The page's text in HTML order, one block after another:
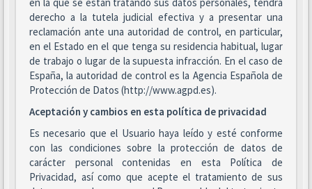
derecho a la tutela judicial efectiva y a presentar una
reclamación ante una autoridad de control, en particular,
en el Estado en el que tenga su residencia habitual, lugar
de trabajo o lugar de la supuesta infracción. En el caso de
España, la autoridad de control es la Agencia Española de
Protección de Datos (http://www.agpd.es).
Aceptación y cambios en esta política de privacidad
Es necesario que el Usuario haya leído y esté conforme
con las condiciones sobre la protección de datos de
carácter personal contenidas en esta Política de
Privacidad, así como que acepte el tratamiento de sus